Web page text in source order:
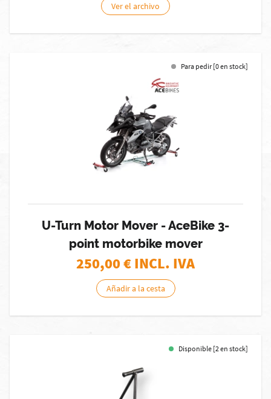
Ver el archivo
Para pedir [0 en stock]
U-Turn Motor Mover - AceBike 3-
point motorbike mover
250,00€ INCL. IVA
Añadir a la cesta
Disponible [2 en stock]